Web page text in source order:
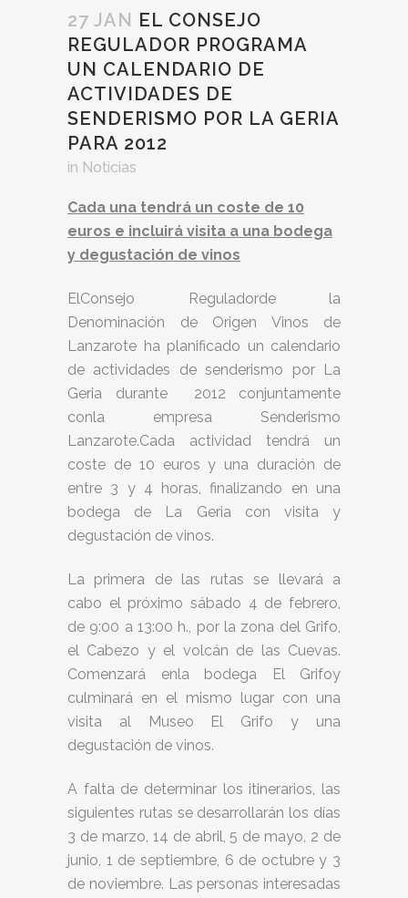
27 JAN EL CONSEJO
REGULADOR PROGRAMA
UN CALENDARIO DE
ACTIVIDADES DE
SENDERISMO POR LA GERIA
PARA 2012
in Noticias
Cada una tendrá un coste de 10
euros e incluirá visita a una bodega
y degustación de vinos
ElConsejo Reguladorde la
Denominación de Origen Vinos de
Lanzarote ha planificado un calendario
de actividades de senderismo por La
Geria durante 2012 conjuntamente
conla empresa Senderismo
Lanzarote.Cada actividad tendrá un
coste de 10 euros y una duración de
entre 3 y 4 horas, finalizando en una
bodega de La Geria con visita y
degustación de vinos.
La primera de las rutas se llevará a
cabo el próximo sábado 4 de febrero,
de 9:00 a 13:00 h., por la zona del Grifo,
el Cabezo y el volcán de las Cuevas.
Comenzará enla bodega El Grifoy
culminará en el mismo lugar con una
visita al Museo El Grifo y una
degustación de vinos.
A falta de determinar los itinerarios, las
siguientes rutas se desarrollarán los días
3 de marzo, 14 de abril, 5 de mayo, 2 de
junio, 1 de septiembre, 6 de octubre y 3
de noviembre. Las personas interesadas